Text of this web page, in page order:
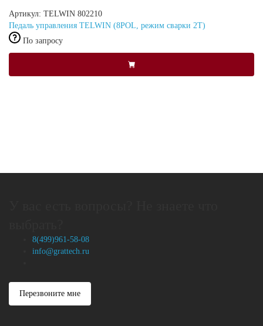
Артикул: TELWIN 802210
Педаль управления TELWIN (8POL, режим сварки 2Т)
По запросу
8(499)961-58-08
info@grattech.ru
Перезвоните мне